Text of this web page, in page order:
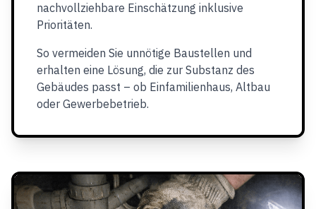
nachvollziehbare Einschätzung inklusive
Prioritäten.
So vermeiden Sie unnötige Baustellen und
erhalten eine Lösung, die zur Substanz des
Gebäudes passt – ob Einfamilienhaus, Altbau
oder Gewerbebetrieb.